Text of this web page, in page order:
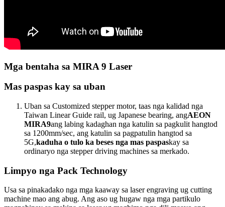
Mga bentaha sa MIRA 9 Laser
Mas paspas kay sa uban
Uban sa Customized stepper motor, taas nga kalidad nga
Taiwan Linear Guide rail, ug Japanese bearing, angAEON
MIRA9ang labing kadaghan nga katulin sa pagkulit hangtod
sa 1200mm/sec, ang katulin sa pagpatulin hangtod sa
5G,kaduha o tulo ka beses nga mas paspaskay sa
ordinaryo nga stepper driving machines sa merkado.
Limpyo nga Pack Technology
Usa sa pinakadako nga mga kaaway sa laser engraving ug cutting
machine mao ang abug. Ang aso ug hugaw nga mga partikulo